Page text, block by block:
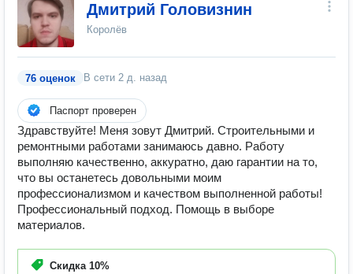
Дмитрий Головизнин
Королёв
76 оценок В сети 2 д. назад
Паспорт проверен
Здравствуйте! Меня зовут Дмитрий. Строительными и
ремонтными работами занимаюсь давно. Работу
выполняю качественно, аккуратно, даю гарантии на то,
что вы останетесь довольными моим
профессионализмом и качеством выполненной работы!
Профессиональный подход. Помощь в выборе
материалов.
Скидка 10%